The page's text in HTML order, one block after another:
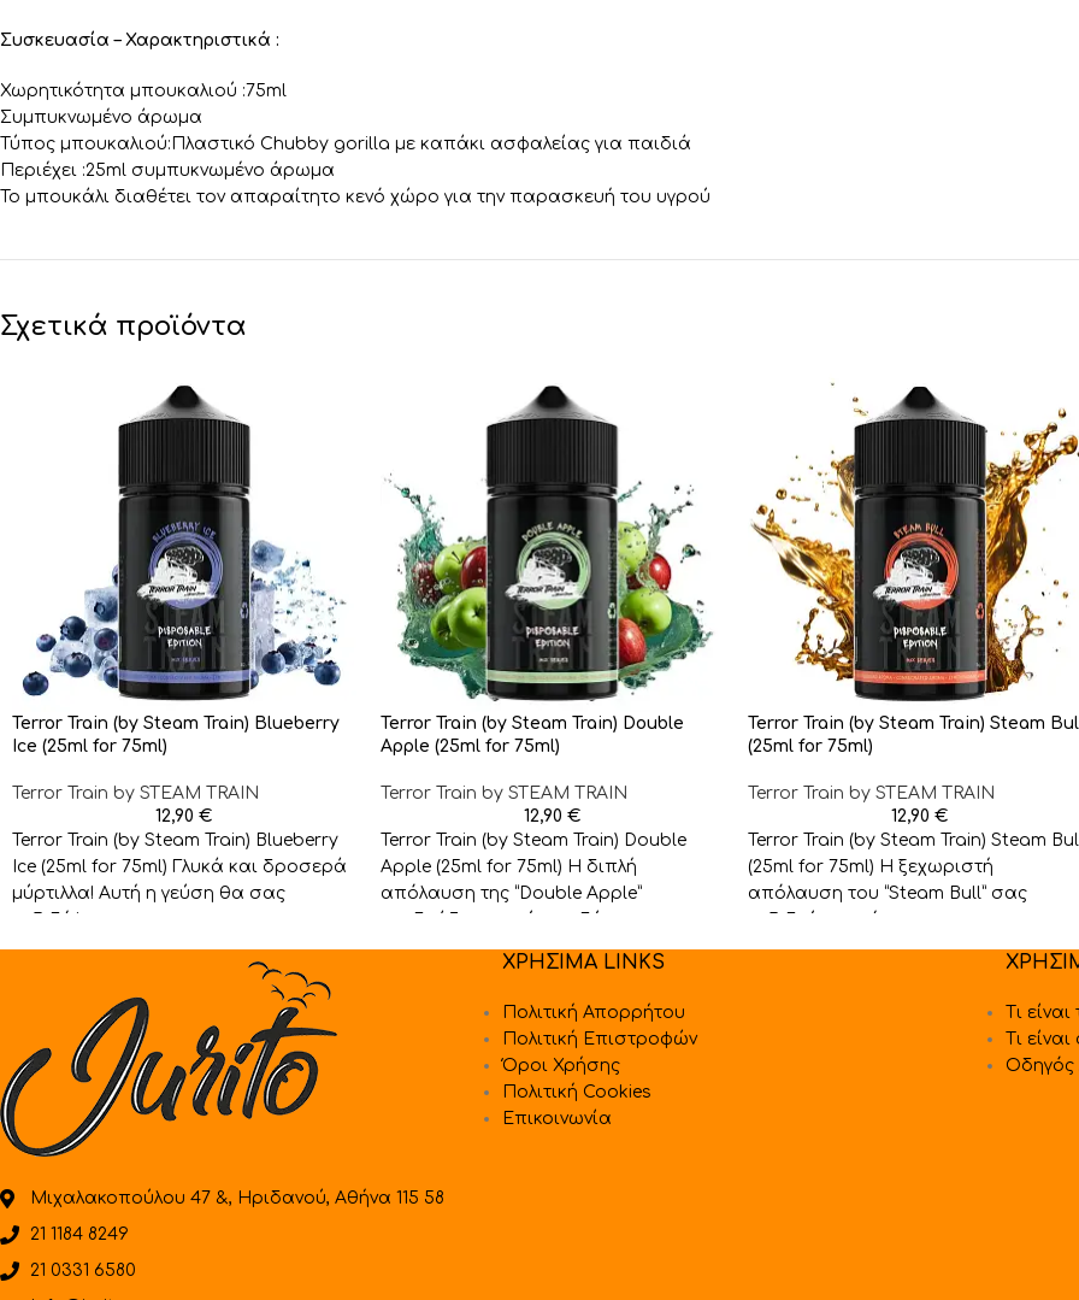
Συσκευασία – Χαρακτηριστικά :
Χωρητικότητα μπουκαλιού :75ml
Συμπυκνωμένο άρωμα
Τύπος μπουκαλιού:Πλαστικό Chubby gorilla με καπάκι ασφαλείας για παιδιά
Περιέχει :25ml συμπυκνωμένο άρωμα
Το μπουκάλι διαθέτει τον απαραίτητο κενό χώρο για την παρασκευή του υγρού
Σχετικά προϊόντα
Terror Train (by Steam Train) Blueberry
Ice (25ml for 75ml)
Terror Train by STEAM TRAIN
12,90€
Terror Train (by Steam Train) Blueberry
Ice (25ml for 75ml) Γλυκά και δροσερά
μύρτιλλα! Αυτή η γεύση θα σας
Terror Train (by Steam Train) Double
Apple (25ml for 75ml)
Terror Train by STEAM TRAIN
12,90 €
Terror Train (by Steam Train) Double
Apple (25ml for 75ml) Η διπλή
απόλαυση της “Double Apple”
Terror Train (by Steam Train) Steam
(25ml for 75ml)
Terror Train by STEAM TRAIN
12,90€
Terror Train (by Steam Train) Steam
(25ml for 75ml) Η ξεχωριστή
απόλαυση του “Steam Bull” σας
Μιχαλακοπούλου 47 &, Ηριδανού, Αθήνα 115 58
21 1184 8249
21 0331 6580
ΧΡΗΣΙΜΑ LINKS
Πολιτική Απορρήτου
Πολιτική Επιστροφών
Όροι Χρήσης
Πολιτική Cookies
Επικοινωνία
Τι
Τι
Οδηγός